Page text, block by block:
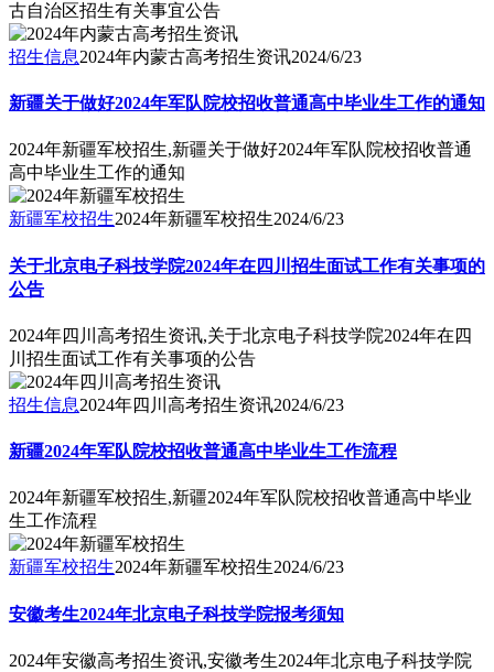
古自治区招生有关事宜公告
招生信息2024年内蒙古高考招生资讯2024/6/23
新疆关于做好2024年军队院校招收普通高中毕业生工作的通知
2024年新疆军校招生,新疆关于做好2024年军队院校招收普通
高中毕业生工作的通知
新疆军校招生2024年新疆军校招生2024/6/23
关于北京电子科技学院2024年在四川招生面试工作有关事项的
公告
2024年四川高考招生资讯,关于北京电子科技学院2024年在四
川招生面试工作有关事项的公告
招生信息2024年四川高考招生资讯2024/6/23
新疆2024年军队院校招收普通高中毕业生工作流程
2024年新疆军校招生,新疆2024年军队院校招收普通高中毕业
生工作流程
新疆军校招生2024年新疆军校招生2024/6/23
安徽考生2024年北京电子科技学院报考须知
2024年安徽高考招生资讯,安徽考生2024年北京电子科技学院